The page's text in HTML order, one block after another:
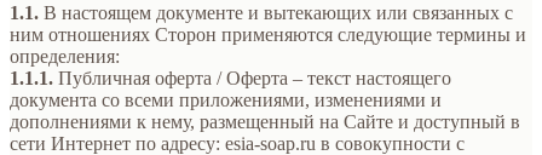
1.1. В настоящем документе и вытекающих или связанных с
ним отношениях Сторон применяются следующие термины и
определения:
1.1.1. Публичная оферта / Оферта – текст настоящего
документа со всеми приложениями, изменениями и
дополнениями к нему, размещенный на Сайте и доступный в
сети Интернет по адресу: esia-soap.ru в совокупности с